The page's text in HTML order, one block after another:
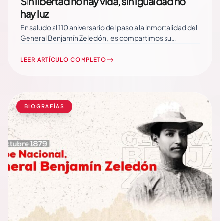
hay luz
En saludo al 110 aniversario del paso a la inmortalidad del
General Benjamín Zeledón, les compartimos su
redactado el 10 de agosto de 1912, desde Tipitapa. En
LEER ARTÍCULO COMPLETO
BIOGRAFÍAS